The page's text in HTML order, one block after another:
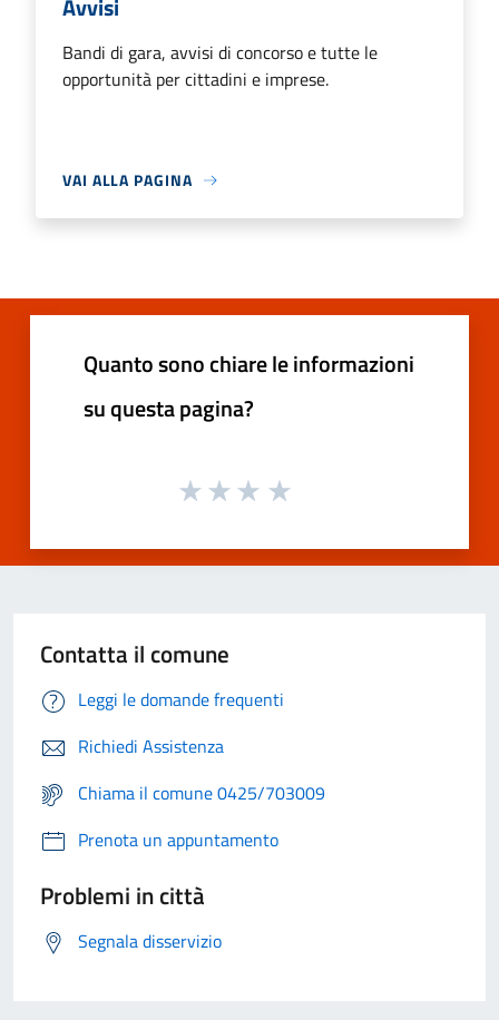
Avvisi
Bandi di gara, avvisi di concorso e tutte le
opportunità per cittadini e imprese.
VAI ALLA PAGINA
Quanto sono chiare le informazioni
su questa pagina?
Contatta il comune
Leggi le domande frequenti
Richiedi Assistenza
Chiama il comune 0425/703009
Prenota un appuntamento
Problemi in città
Segnala disservizio